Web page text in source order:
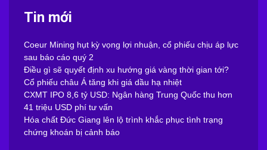
Tin mới
Coeur Mining hụt kỳ vọng lợi nhuận, cổ phiếu chịu áp lực
sau báo cáo quý 2
Điều gì sẽ quyết định xu hướng giá vàng thời gian tới?
Cổ phiếu châu Á tăng khi giá dầu hạ nhiệt
CXMT IPO 8,6 tỷ USD: Ngân hàng Trung Quốc thu hơn
41 triệu USD phí tư vấn
Hóa chất Đức Giang lên lộ trình khắc phục tình trạng
chứng khoán bị cảnh báo